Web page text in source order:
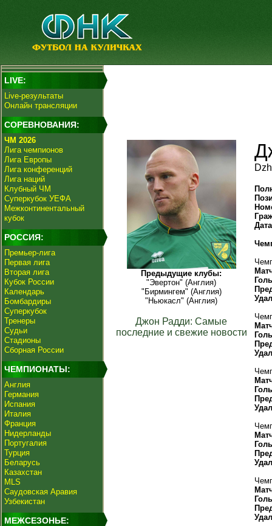
LIVE:
Live-результаты
Онлайн трансляции
СОРЕВНОВАНИЯ:
ЧМ 2026
Лига чемпионов
Лига Европы
Лига конференций
Лига наций
Клубный ЧМ
Суперкубок УЕФА
Межконтинентальный
кубок
РОССИЯ:
Премьер-лига
Первая лига
Вторая лига
Кубок России
Календарь
Бомбардиры
Суперкубок
Тренеры
Судьи
Стадионы
Сборная России
ЧЕМПИОНАТЫ:
Англия
Германия
Испания
Италия
Франция
Нидерланды
Португалия
Турция
Беларусь
Казахстан
MLS
Саудовская Аравия
Узбекистан
МЕЖСЕЗОНЬЕ:
Предыдущие клубы:
"Эвертон" (Англия)
"Бирмингем" (Англия)
"Ньюкасл" (Англия)
Джон Радди: Самые
последние и свежие новости